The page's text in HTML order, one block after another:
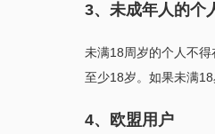
3、未成年人的个
未满18周岁的个人不
至少18岁。如果未满
4、欧盟用户